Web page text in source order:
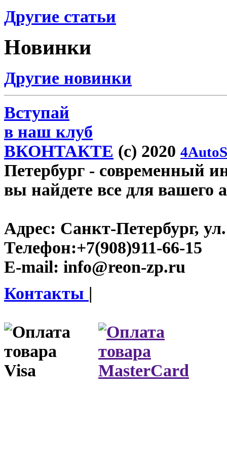
Другие статьи
Новинки
Другие новинки
Вступай
в наш клуб
ВКОНТАКТЕ (c) 2020
Петербург - современный
вы найдете все для вашего
Адрес: Санкт-Петербург,
Телефон:+7(908)911-66-15
E-mail: info@reon-zp.ru
Контакты |